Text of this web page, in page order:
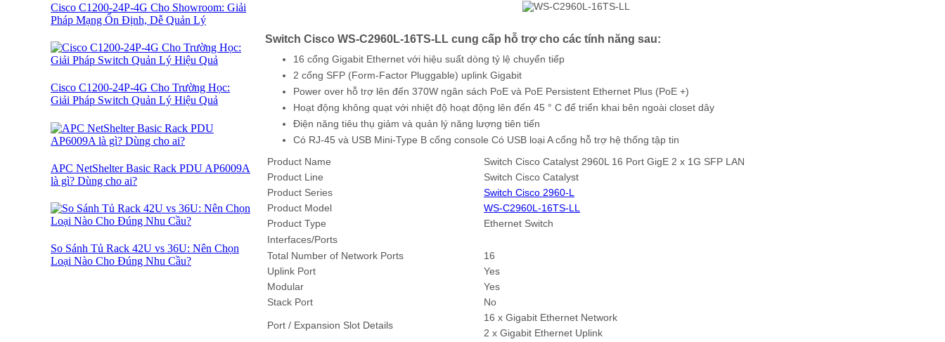
Cisco C1200-24P-4G Cho Showroom: Giải
Pháp Mạng Ổn Định, Dễ Quản Lý
Cisco C1200-24P-4G Cho Trường Học:
Giải Pháp Switch Quản Lý Hiệu Quả
APC NetShelter Basic Rack PDU AP6009A
là gì? Dùng cho ai?
So Sánh Tủ Rack 42U vs 36U: Nên Chọn
Loại Nào Cho Đúng Nhu Cầu?
Switch Cisco WS-C2960L-16TS-LL cung cấp hỗ trợ cho các tính năng sau:
16 cổng Gigabit Ethernet với hiệu suất dòng tỷ lệ chuyển tiếp
2 cổng SFP (Form-Factor Pluggable) uplink Gigabit
Power over hỗ trợ lên đến 370W ngân sách PoE và PoE Persistent Ethernet Plus (PoE +)
Hoạt động không quạt với nhiệt độ hoạt động lên đến 45 ° C để triển khai bên ngoài closet dây
Điện năng tiêu thụ giảm và quản lý năng lượng tiên tiến
Có RJ-45 và USB Mini-Type B cổng console Có USB loại A cổng hỗ trợ hệ thống tập tin
Product Name
Switch Cisco Catalyst 2960L 16 Port GigE 2 x 1G SFP LAN
Product Line
Switch Cisco Catalyst
Product Series
Switch Cisco 2960-L
Product Model
WS-C2960L-16TS-LL
Product Type
Ethernet Switch
Interfaces/Ports
Total Number of Network Ports
16
Uplink Port
Yes
Modular
Yes
Stack Port
No
Port / Expansion Slot Details
16 x Gigabit Ethernet Network
2 x Gigabit Ethernet Uplink